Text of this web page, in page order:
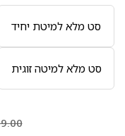
סט מלא למיטת יחיד
סט מלא למיטה זוגית